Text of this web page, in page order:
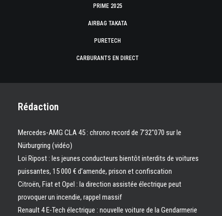
PRIME 2025
AIRBAG TAKATA
PURETECH
CARBURANTS EN DIRECT
Rédaction
Mercedes-AMG CLA 45 : chrono record de 7’32″070 sur le
Nürburgring (vidéo)
Loi Ripost : les jeunes conducteurs bientôt interdits de voitures
puissantes, 15 000 € d’amende, prison et confiscation
Citroën, Fiat et Opel : la direction assistée électrique peut
provoquer un incendie, rappel massif
Renault 4 E-Tech électrique : nouvelle voiture de la Gendarmerie